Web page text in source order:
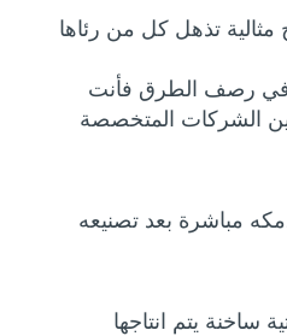
مثالية تذهل كل من رئاها
في رصف الطرق فأنت
الشركات المتخصصة
مباشرة بعد تصنيعه
يتم انتاجها